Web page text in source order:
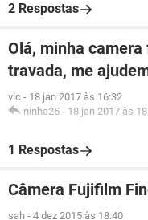
2 Respostas
Olá, minha
travada, me
vic - 18 jan 2017 às 16:32
ninha25 - 18 jan 2017 às
1 Respostas
Câmera Fujifilm
sah - 4 dez 2015 às 18:40